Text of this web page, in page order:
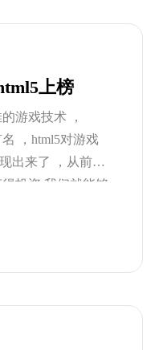
上榜
游戏技术 ，
，html5对游戏
出来了 ，从前面
投资 我们就能够